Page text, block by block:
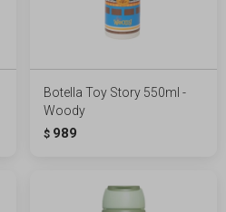
Botella Toy Story 550ml -
Woody
$ 989